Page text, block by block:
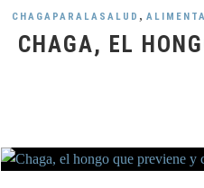
CHAGAPARALASALUD ,
CHAGA, EL